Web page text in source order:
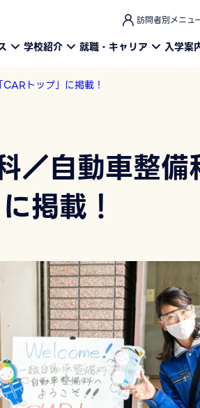
このページの本文へ
訪問者別メニュ
学校紹介 就職・キャリア 入学案
トップ」に掲載！
／自動車整備
掲載！